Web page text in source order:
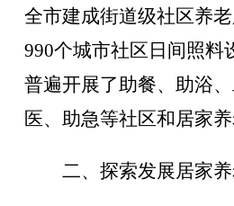
全市建成街道级社区养老
990个城市社区日间照料
普遍开展了助餐、助浴
医、助急等社区和居家养
二、探索发展居家